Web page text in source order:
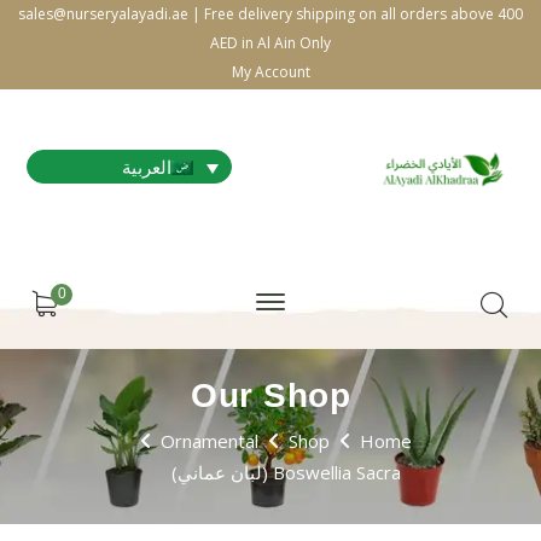
sales@nurseryalayadi.ae | Free delivery shipping on all orders above 400
AED in Al Ain Only
My Account
العربية
0
Our Shop
Home
Shop
Ornamental
Boswellia Sacra (لبان عماني)